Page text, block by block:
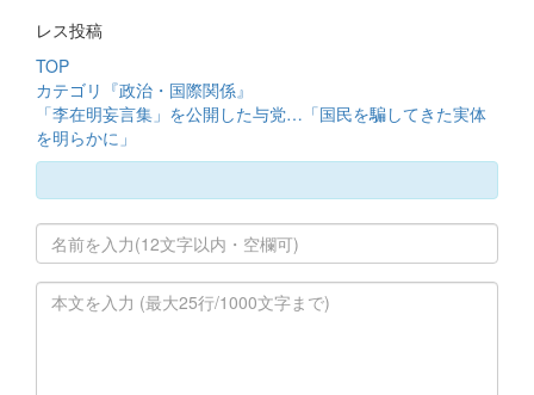
レス投稿
TOP
カテゴリ『政治・国際関係』
「李在明妄言集」を公開した与党…「国民を騙してきた実体
を明らかに」